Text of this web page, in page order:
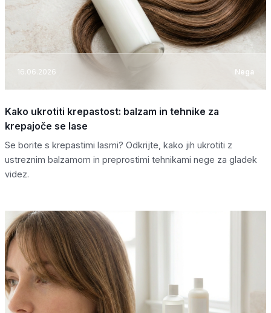
16.06.2026 Nega
Kako ukrotiti krepastost: balzam in tehnike za
krepajoče se lase
Se borite s krepastimi lasmi? Odkrijte, kako jih ukrotiti z
ustreznim balzamom in preprostimi tehnikami nege za gladek
videz.